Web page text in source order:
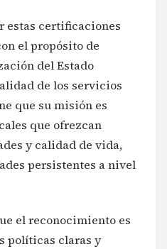
estas certificaciones
el propósito de
del Estado
de los servicios
que su misión es
que ofrezcan
y calidad de vida,
persistentes a nivel
el reconocimiento es
políticas claras y